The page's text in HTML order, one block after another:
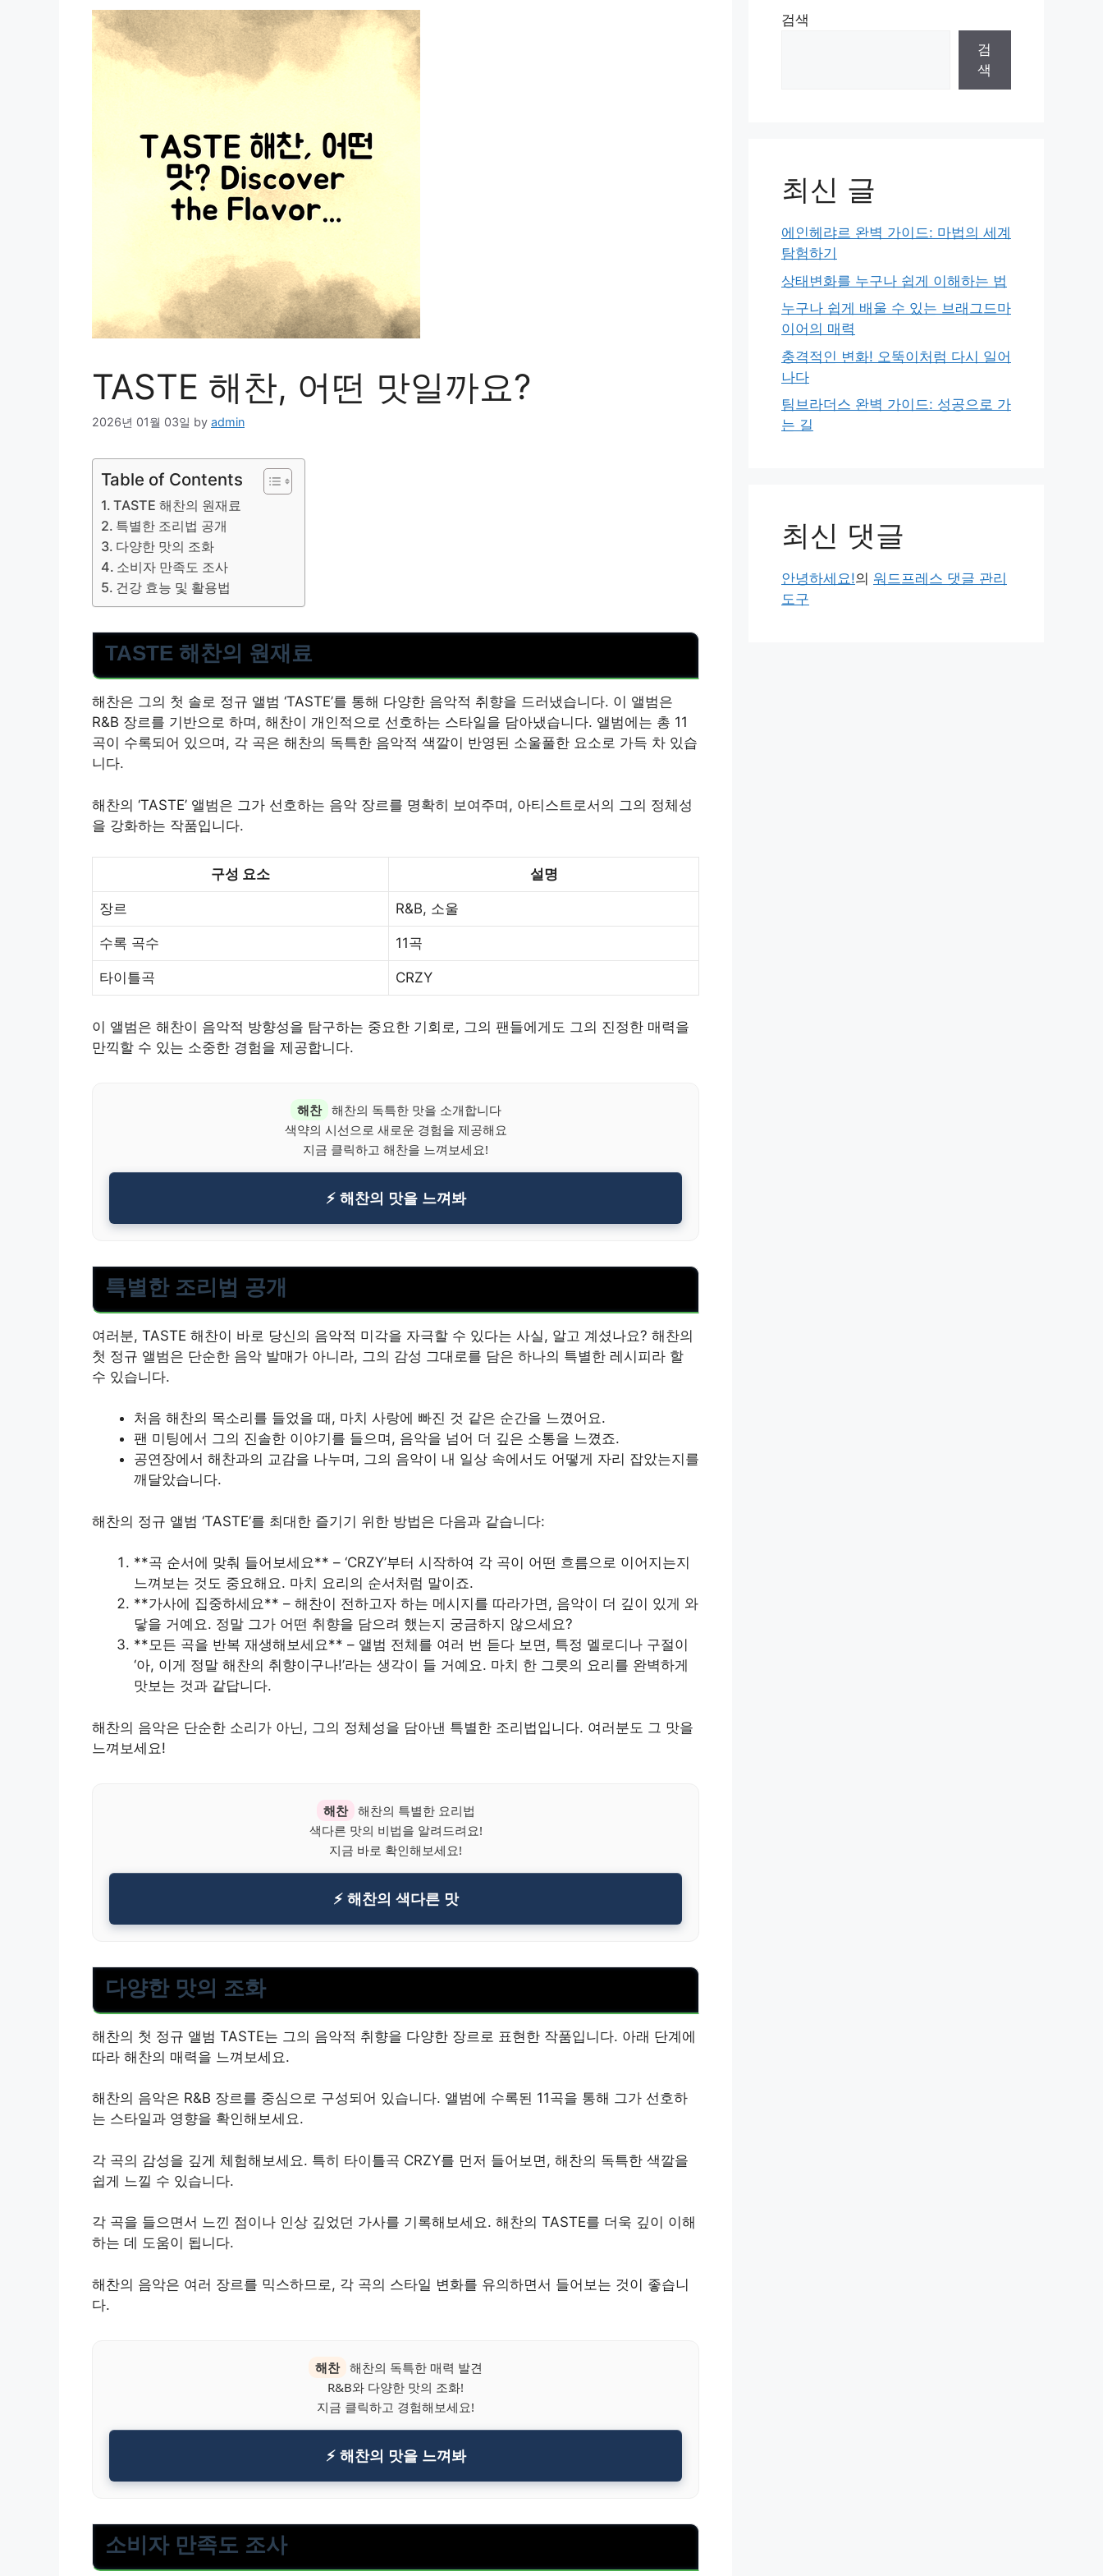
TASTE 해찬, 어떤 맛일까요?
2026년 01월 03일 by admin
Table of Contents
TASTE 해찬의 원재료
특별한 조리법 공개
다양한 맛의 조화
소비자 만족도 조사
건강 효능 및 활용법
TASTE 해찬의 원재료
해찬은 그의 첫 솔로 정규 앨범 ‘TASTE’를 통해 다양한 음악적 취향을 드러냈습니다. 이 앨범은
R&B 장르를 기반으로 하며, 해찬이 개인적으로 선호하는 스타일을 담아냈습니다. 앨범에는 총 11
곡이 수록되어 있으며, 각 곡은 해찬의 독특한 음악적 색깔이 반영된 소울풀한 요소로 가득 차 있습
니다.
해찬의 ‘TASTE’ 앨범은 그가 선호하는 음악 장르를 명확히 보여주며, 아티스트로서의 그의 정체성
을 강화하는 작품입니다.
구성 요소 설명
장르 R&B, 소울
수록 곡수 11곡
타이틀곡 CRZY
이 앨범은 해찬이 음악적 방향성을 탐구하는 중요한 기회로, 그의 팬들에게도 그의 진정한 매력을
만끽할 수 있는 소중한 경험을 제공합니다.
해찬
해찬의 독특한 맛을 소개합니다
색약의 시선으로 새로운 경험을 제공해요
지금 클릭하고 해찬을 느껴보세요!
⚡ 해찬의 맛을 느껴봐
특별한 조리법 공개
여러분, TASTE 해찬이 바로 당신의 음악적 미각을 자극할 수 있다는 사실, 알고 계셨나요? 해찬의
첫 정규 앨범은 단순한 음악 발매가 아니라, 그의 감성 그대로를 담은 하나의 특별한 레시피라 할
수 있습니다.
처음 해찬의 목소리를 들었을 때, 마치 사랑에 빠진 것 같은 순간을 느꼈어요.
팬 미팅에서 그의 진솔한 이야기를 들으며, 음악을 넘어 더 깊은 소통을 느꼈죠.
공연장에서 해찬과의 교감을 나누며, 그의 음악이 내 일상 속에서도 어떻게 자리 잡았는지를
깨달았습니다.
해찬의 정규 앨범 ‘TASTE’를 최대한 즐기기 위한 방법은 다음과 같습니다:
**곡 순서에 맞춰 들어보세요** – ‘CRZY’부터 시작하여 각 곡이 어떤 흐름으로 이어지는지
느껴보는 것도 중요해요. 마치 요리의 순서처럼 말이죠.
**가사에 집중하세요** – 해찬이 전하고자 하는 메시지를 따라가면, 음악이 더 깊이 있게 와
닿을 거예요. 정말 그가 어떤 취향을 담으려 했는지 궁금하지 않으세요?
**모든 곡을 반복 재생해보세요** – 앨범 전체를 여러 번 듣다 보면, 특정 멜로디나 구절이
‘아, 이게 정말 해찬의 취향이구나!’라는 생각이 들 거예요. 마치 한 그릇의 요리를 완벽하게
맛보는 것과 같답니다.
해찬의 음악은 단순한 소리가 아닌, 그의 정체성을 담아낸 특별한 조리법입니다. 여러분도 그 맛을
느껴보세요!
해찬
해찬의 특별한 요리법
색다른 맛의 비법을 알려드려요!
지금 바로 확인해보세요!
⚡ 해찬의 색다른 맛
다양한 맛의 조화
해찬의 첫 정규 앨범 TASTE는 그의 음악적 취향을 다양한 장르로 표현한 작품입니다. 아래 단계에
따라 해찬의 매력을 느껴보세요.
해찬의 음악은 R&B 장르를 중심으로 구성되어 있습니다. 앨범에 수록된 11곡을 통해 그가 선호하
는 스타일과 영향을 확인해보세요.
각 곡의 감성을 깊게 체험해보세요. 특히 타이틀곡 CRZY를 먼저 들어보면, 해찬의 독특한 색깔을
쉽게 느낄 수 있습니다.
각 곡을 들으면서 느낀 점이나 인상 깊었던 가사를 기록해보세요. 해찬의 TASTE를 더욱 깊이 이해
하는 데 도움이 됩니다.
해찬의 음악은 여러 장르를 믹스하므로, 각 곡의 스타일 변화를 유의하면서 들어보는 것이 좋습니
다.
해찬 해찬의 독특한 매력 발견
R&B와 다양한 맛의 조화!
지금 클릭하고 경험해보세요!
⚡ 해찬의 맛을 느껴봐
소비자 만족도 조사
검색
검
색
최신 글
에인헤랴르 완벽 가이드: 마법의 세계
탐험하기
상태변화를 누구나 쉽게 이해하는 법
누구나 쉽게 배울 수 있는 브래그드마
이어의 매력
충격적인 변화! 오뚝이처럼 다시 일어
나다
팀브라더스 완벽 가이드: 성공으로 가
는 길
최신 댓글
안녕하세요!의 워드프레스 댓글 관리
도구